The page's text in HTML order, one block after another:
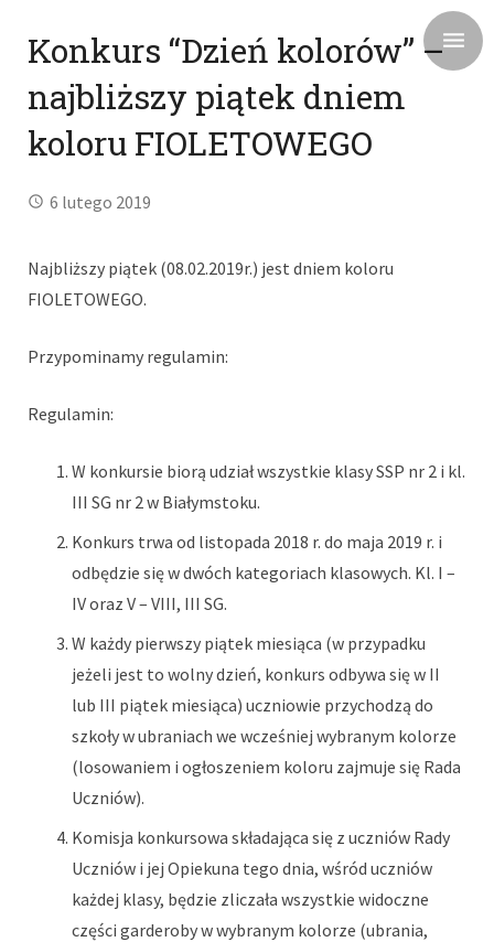
Konkurs “Dzień kolorów” –
najbliższy piątek dniem
koloru FIOLETOWEGO
6 lutego 2019
Najbliższy piątek (08.02.2019r.) jest dniem koloru
FIOLETOWEGO.
Przypominamy regulamin:
Regulamin:
W konkursie biorą udział wszystkie klasy SSP nr 2 i kl.
III SG nr 2 w Białymstoku.
Konkurs trwa od listopada 2018 r. do maja 2019 r. i
odbędzie się w dwóch kategoriach klasowych. Kl. I –
IV oraz V – VIII, III SG.
W każdy pierwszy piątek miesiąca (w przypadku
jeżeli jest to wolny dzień, konkurs odbywa się w II
lub III piątek miesiąca) uczniowie przychodzą do
szkoły w ubraniach we wcześniej wybranym kolorze
(losowaniem i ogłoszeniem koloru zajmuje się Rada
Uczniów).
Komisja konkursowa składająca się z uczniów Rady
Uczniów i jej Opiekuna tego dnia, wśród uczniów
każdej klasy, będzie zliczała wszystkie widoczne
części garderoby w wybranym kolorze (ubrania,